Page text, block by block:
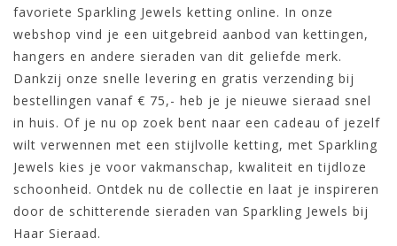
favoriete Sparkling Jewels ketting online. In onze
webshop vind je een uitgebreid aanbod van kettingen,
hangers en andere sieraden van dit geliefde merk.
Dankzij onze snelle levering en gratis verzending bij
bestellingen vanaf € 75,- heb je je nieuwe sieraad snel
in huis. Of je nu op zoek bent naar een cadeau of jezelf
wilt verwennen met een stijlvolle ketting, met Sparkling
Jewels kies je voor vakmanschap, kwaliteit en tijdloze
schoonheid. Ontdek nu de collectie en laat je inspireren
door de schitterende sieraden van Sparkling Jewels bij
Haar Sieraad.